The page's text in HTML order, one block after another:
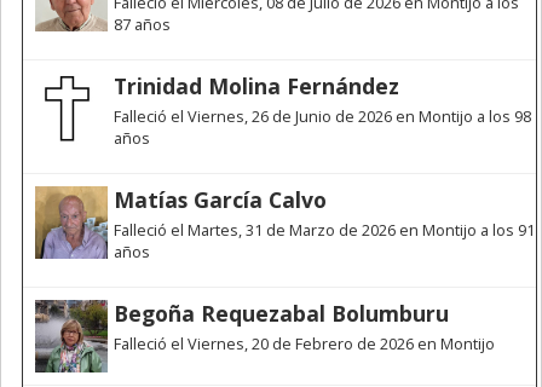
87 años
Trinidad Molina Fernández
Falleció el Viernes, 26 de Junio de 2026 en Montijo a los 98
años
Matías García Calvo
Falleció el Martes, 31 de Marzo de 2026 en Montijo a los 91
años
Begoña Requezabal Bolumburu
Falleció el Viernes, 20 de Febrero de 2026 en Montijo